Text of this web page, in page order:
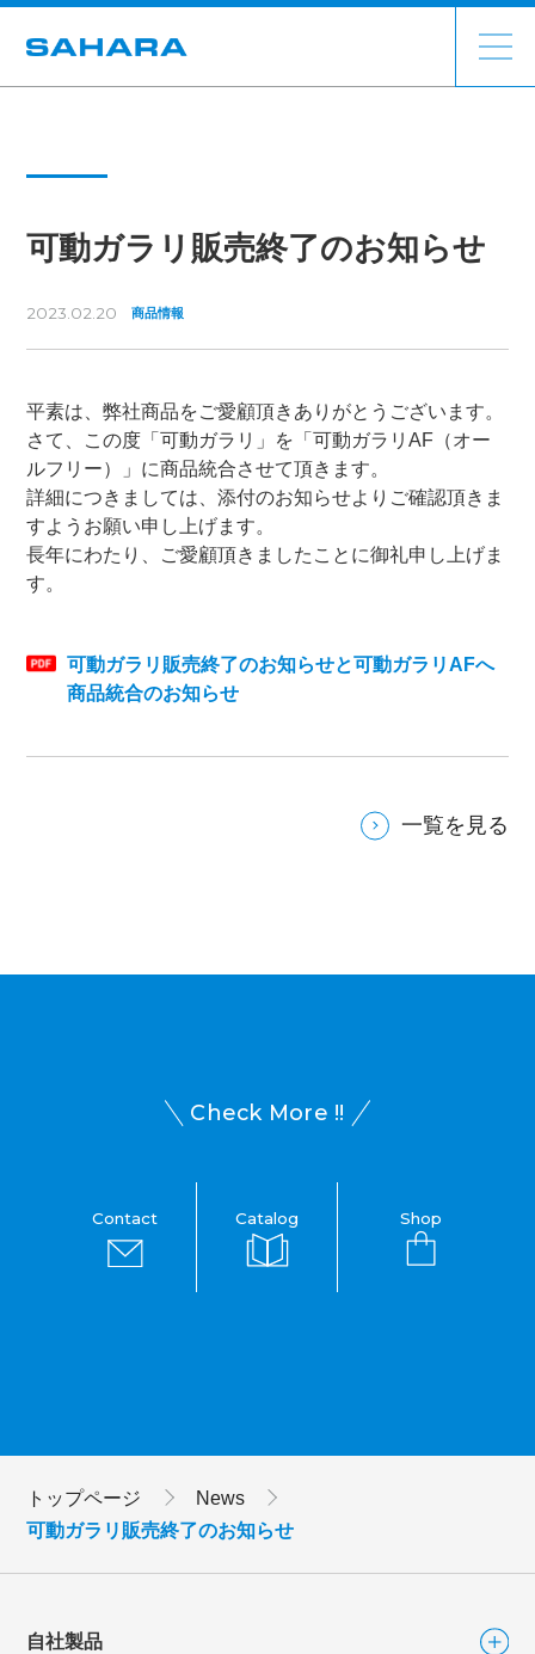
可動ガラリ販売終了のお知らせ
2023.02.20 商品情報
平素は、弊社商品をご愛顧頂きありがとうございます。
さて、この度「可動ガラリ」を「可動ガラリAF（オー
ルフリー）」に商品統合させて頂きます。
詳細につきましては、添付のお知らせよりご確認頂きま
すようお願い申し上げます。
長年にわたり、ご愛顧頂きましたことに御礼申し上げま
す。
可動ガラリ販売終了のお知らせと可動ガラリAFへ
商品統合のお知らせ
一覧を見る
Check More !!
Contact Catalog Shop
トップページ
News
可動ガラリ販売終了のお知らせ
自社製品